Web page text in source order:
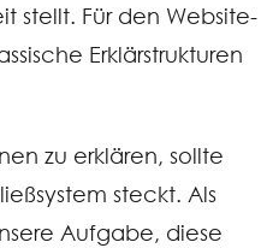
stellt. Für den Website-
Erklärstrukturen
zu erklären, sollte
steckt. Als
Aufgabe, diese